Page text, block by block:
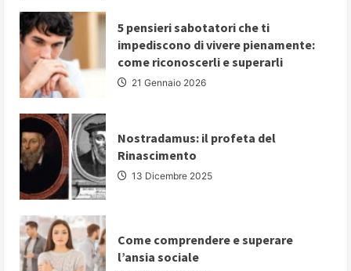
PARLARE
IN
PUBBLICO:
strategie
fondamentali
comunicare
autorevolezza
e
convincere
il
proprio
pubblico
5 pensieri sabotatori che ti
impediscono di vivere pienamente:
come riconoscerli e superarli
21 Gennaio 2026
Nostradamus: il profeta del
Rinascimento
13 Dicembre 2025
Come comprendere e superare
l’ansia sociale